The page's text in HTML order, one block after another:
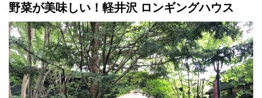
野菜が美味しい！軽井沢 ロンギングハウス